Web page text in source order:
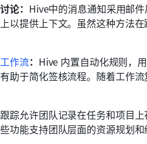
论： Hive中的消息通知采用邮
以提供上下文。虽然这种方法
作流： Hive 内置自动化规则，
助于简化签核流程。随着工作
踪允许团队记录在任务和项目
功能支持团队层面的资源规划和